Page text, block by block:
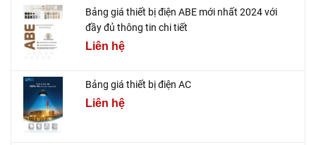
Bảng giá thiết bị điện ABE mới nhất 2024 với
đầy đủ thông tin chi tiết
Liên hệ
Bảng giá thiết bị điện AC
Liên hệ